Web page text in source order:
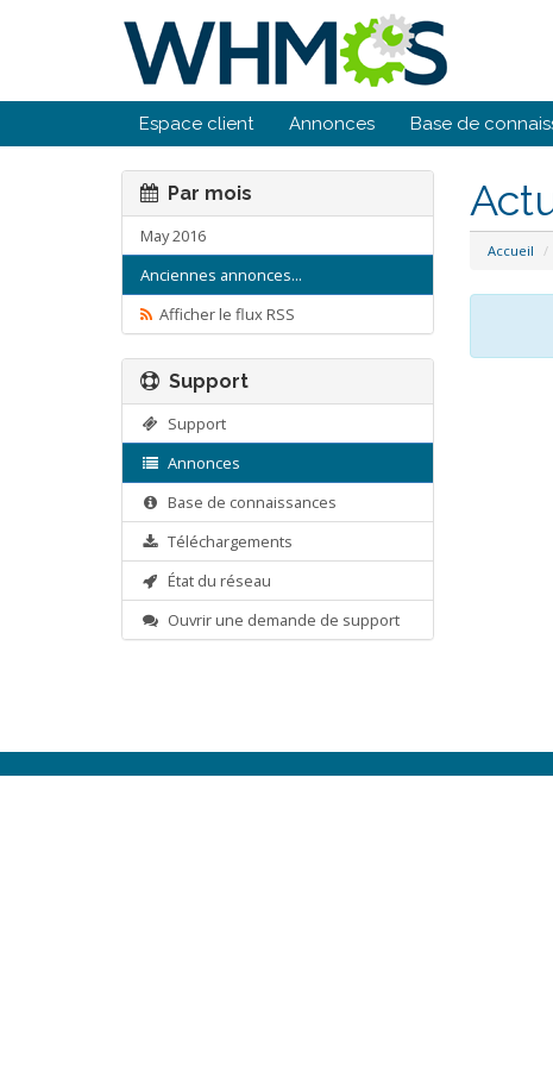
Espace client Annonces Base de
Accueil
Par mois
May 2016
Anciennes annonces...
Afficher le flux RSS
Support
Support
Annonces
Base de connaissances
Téléchargements
État du réseau
Ouvrir une demande de support